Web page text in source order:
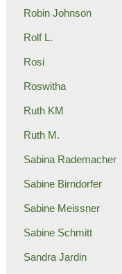
Robin Johnson
Rolf L.
Rosi
Roswitha
Ruth KM
Ruth M.
Sabina Rademacher
Sabine Birndorfer
Sabine Meissner
Sabine Schmitt
Sandra Jardin